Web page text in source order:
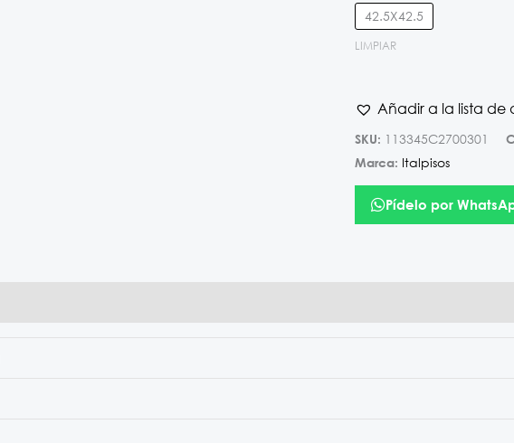
42.5X42.5
LIMPIAR
Añadir a la lista de
SKU: 113345C2700301
Marca: Italpisos
Pídelo por